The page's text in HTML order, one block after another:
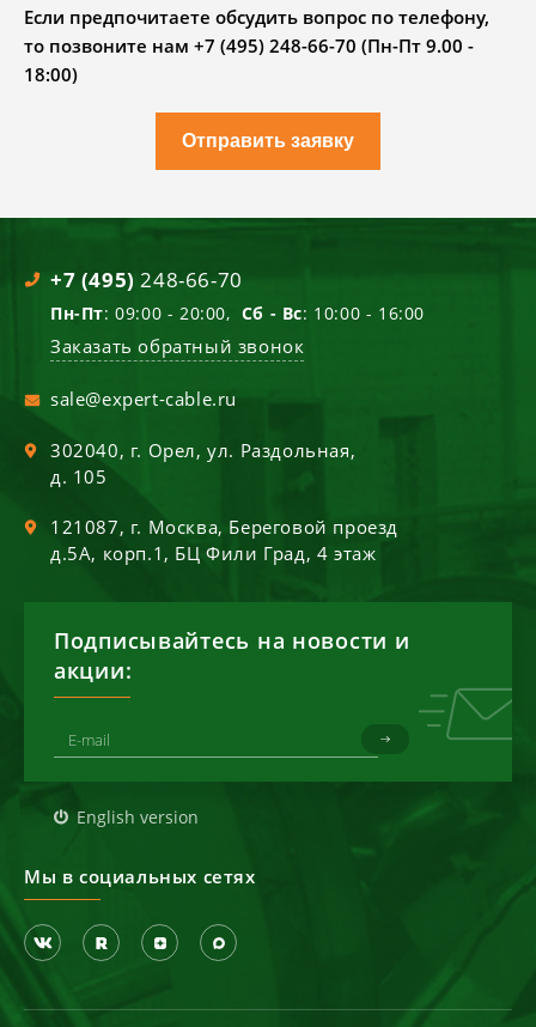
Если предпочитаете обсудить вопрос по телефону,
то позвоните нам +7 (495) 248-66-70 (Пн-Пт 9.00 -
18:00)
Отправить заявку
+7 (495) 248-66-70
Пн-Пт: 09:00 - 20:00, Сб - Вс: 10:00 - 16:00
Заказать обратный звонок
sale@expert-cable.ru
302040, г. Орел,ул. Раздольная,
д. 105
121087, г. Москва, Береговой проезд
д.5А, корп.1, БЦ Фили Град, 4 этаж
Подписывайтесь на новости и
акции:
English version
Мы в социальных сетях